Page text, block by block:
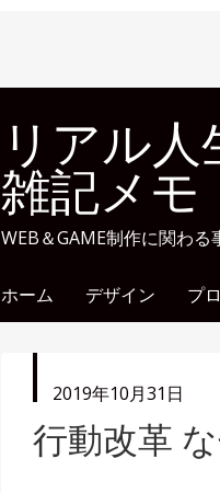
リアル
雑記メモ
WEB＆GAME制作に関わる
ホーム デザイン プ
投
日
2019年10月31日
行動改革